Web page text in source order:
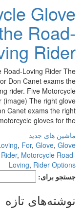
Glove
Road-
Rider
Road-Loving Rider The
Don Canet exams the
rider. Five Motorcycle
(image) The right glove
Canet exams the right
motorcycle gloves for the […]
ماشین های جدید
Loving,For,Glove,Glove
Rider,Motorcycle Road-
Loving,Rider Options
جستجو برای:
نوشته‌های تازه